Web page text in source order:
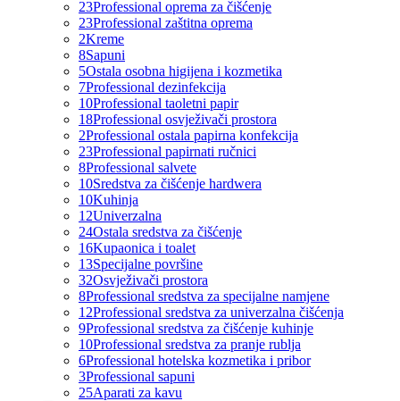
23Professional oprema za čišćenje
23Professional zaštitna oprema
2Kreme
8Sapuni
5Ostala osobna higijena i kozmetika
7Professional dezinfekcija
10Professional taoletni papir
18Professional osvježivači prostora
2Professional ostala papirna konfekcija
23Professional papirnati ručnici
8Professional salvete
10Sredstva za čišćenje hardwera
10Kuhinja
12Univerzalna
24Ostala sredstva za čišćenje
16Kupaonica i toalet
13Specijalne površine
32Osvježivači prostora
8Professional sredstva za specijalne namjene
12Professional sredstva za univerzalna čišćenja
9Professional sredstva za čišćenje kuhinje
10Professional sredstva za pranje rublja
6Professional hotelska kozmetika i pribor
3Professional sapuni
25Aparati za kavu